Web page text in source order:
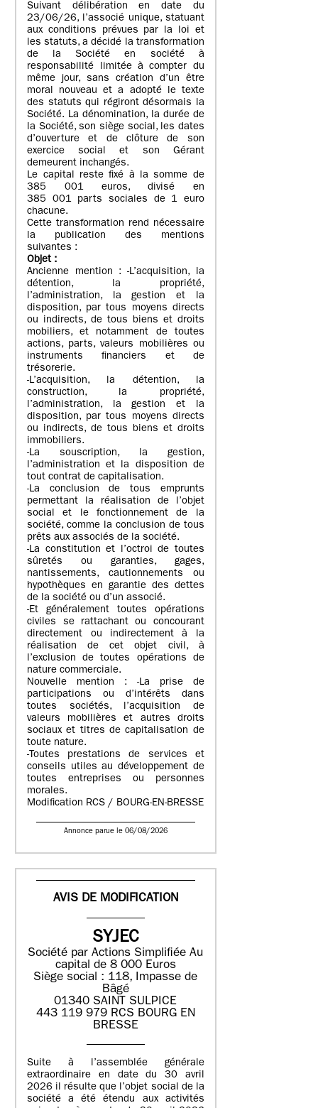
Suivant délibération en date du
23/06/26, l’associé unique, statuant
aux conditions prévues par la loi et
les statuts, a décidé la transformation
de la Société en société à
responsabilité limitée à compter du
même jour, sans création d’un être
moral nouveau et a adopté le texte
des statuts qui régiront désormais la
Société. La dénomination, la durée de
la Société, son siège social, les dates
d’ouverture et de clôture de son
exercice social et son Gérant
demeurent inchangés.
Le capital reste fixé à la somme de
385 001 euros, divisé en
385 001 parts sociales de 1 euro
chacune.
Cette transformation rend nécessaire
la publication des mentions
suivantes :
Objet :
Ancienne mention : -L’acquisition, la
détention, la propriété,
l’administration, la gestion et la
disposition, par tous moyens directs
ou indirects, de tous biens et droits
mobiliers, et notamment de toutes
actions, parts, valeurs mobilières ou
instruments financiers et de
trésorerie.
-L’acquisition, la détention, la
construction, la propriété,
l’administration, la gestion et la
disposition, par tous moyens directs
ou indirects, de tous biens et droits
immobiliers.
-La souscription, la gestion,
l’administration et la disposition de
tout contrat de capitalisation.
-La conclusion de tous emprunts
permettant la réalisation de l’objet
social et le fonctionnement de la
société, comme la conclusion de tous
prêts aux associés de la société.
-La constitution et l’octroi de toutes
sûretés ou garanties, gages,
nantissements, cautionnements ou
hypothèques en garantie des dettes
de la société ou d’un associé.
-Et généralement toutes opérations
civiles se rattachant ou concourant
directement ou indirectement à la
réalisation de cet objet civil, à
l’exclusion de toutes opérations de
nature commerciale.
Nouvelle mention : -La prise de
participations ou d’intérêts dans
toutes sociétés, l’acquisition de
valeurs mobilières et autres droits
sociaux et titres de capitalisation de
toute nature.
-Toutes prestations de services et
conseils utiles au développement de
toutes entreprises ou personnes
morales.
Modification RCS / BOURG-EN-BRESSE
Annonce parue le 06/08/2026
AVIS DE MODIFICATION
SYJEC
Société par Actions SimplifiéeAu
capital de 8 000 Euros
Siège social : 118, Impasse de
Bâgé
01340 SAINT SULPICE
443 119 979 RCS BOURG EN
BRESSE
Suite à l’assemblée générale
extraordinaire en date du 30 avril
2026 il résulte que l’objet social de la
société a été étendu aux activités